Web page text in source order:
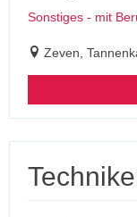
Sonstiges - mit
Zeven,